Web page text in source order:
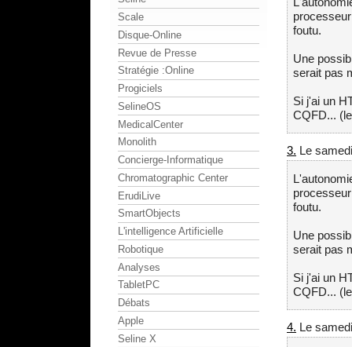
foutu.
Une
serait pas
Si j'ai un
CQFD...
3. Le
foutu.
Une
serait pas
Si j'ai un
CQFD...
4. Le
Scale
Disque-Online
Revue de Presse
Stratégie :Online
Progiciels
SelineOS
MedicalCenter
Monolith
Concierge-Informatique
Chromatographic Center
ErudiLive
SmartObjects
L'intelligence Artificielle
Robotique
Analyses
TabletPC
Débats
Apple
Seline X